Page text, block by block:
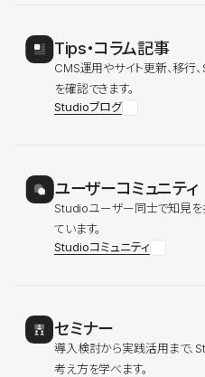
Tips・コラム記事
CMS運用やサイト更新、移行
を確認できます。
Studioブログ
ユーザーコミュニティ
Studioユーザー同士で知見を
ています。
Studioコミュニティ
セミナー
導入検討から実践活用まで、
考え方を学べます。